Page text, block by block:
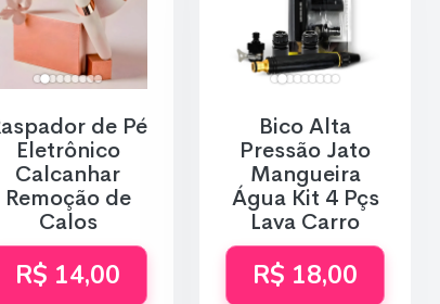
de Pé
Eletrônico
Calcanhar
Remoção de
Calos
R$ 14,00
Bico Alta
Pressão Jato
Mangueira
Água Kit 4 Pçs
Lava Carro
R$ 18,00